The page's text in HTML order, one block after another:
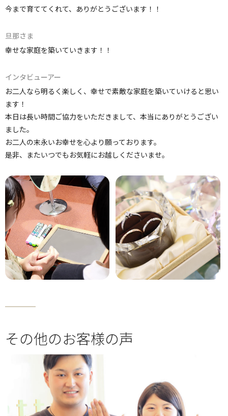
今まで育ててくれて、ありがとうございます！！
旦那さま
幸せな家庭を築いていきます！！
インタビューアー
お二人なら明るく楽しく、幸せで素敵な家庭を築いていけると思い
ます！
本日は長い時間ご協力をいただきまして、本当にありがとうござい
ました。
お二人の末永いお幸せを心より願っております。
是非、またいつでもお気軽にお越しくださいませ。
その他のお客様の声